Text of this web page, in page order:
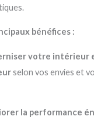
bénéfices :
votre intérieur
selon vos envies et
la performance